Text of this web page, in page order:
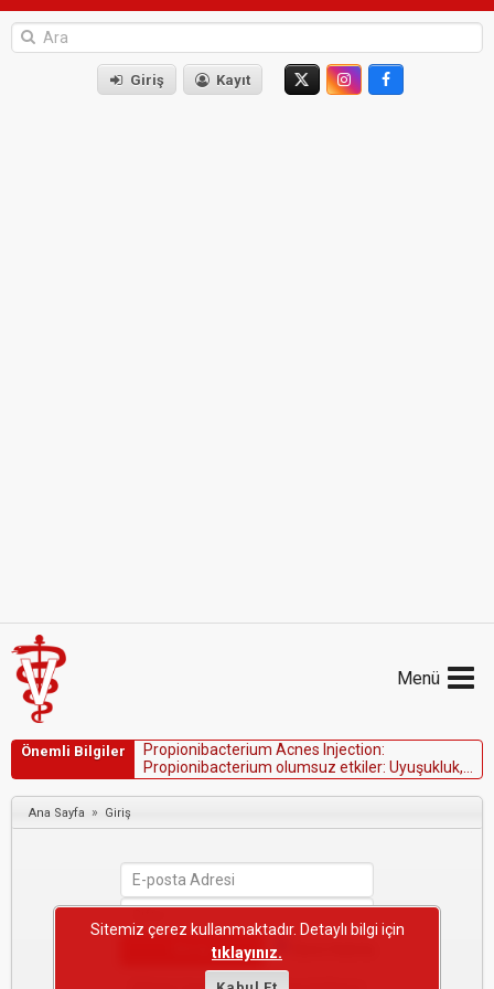
Giriş Kayıt
Menü
Önemli Bilgiler Propionibacterium Acnes njection:
Propionibacterium o umsuz etki er: Uyuşukuk,
hipertermi,titremeveanoreksi.Anafilaktik
reaksiyonlarmümkündür.
Ana Sayfa » Giriş
Sitemiz çerez kullanmaktadır. Detaylı bilgi için
tıklayınız.